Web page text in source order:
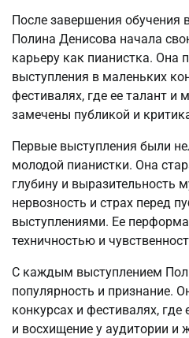
После завершения обучения
Полина Денисова начала
карьеру как пианистка. Она
выступления в маленьких
фестивалях, где ее талант и
замечены публикой и
Первые выступления были
молодой пианистки. Она
глубину и выразительность
нервозность и страх перед
выступлениями. Ее
техничностью и
С каждым выступлением
популярность и признание.
конкурсах и фестивалях,
и восхищение у аудитории и